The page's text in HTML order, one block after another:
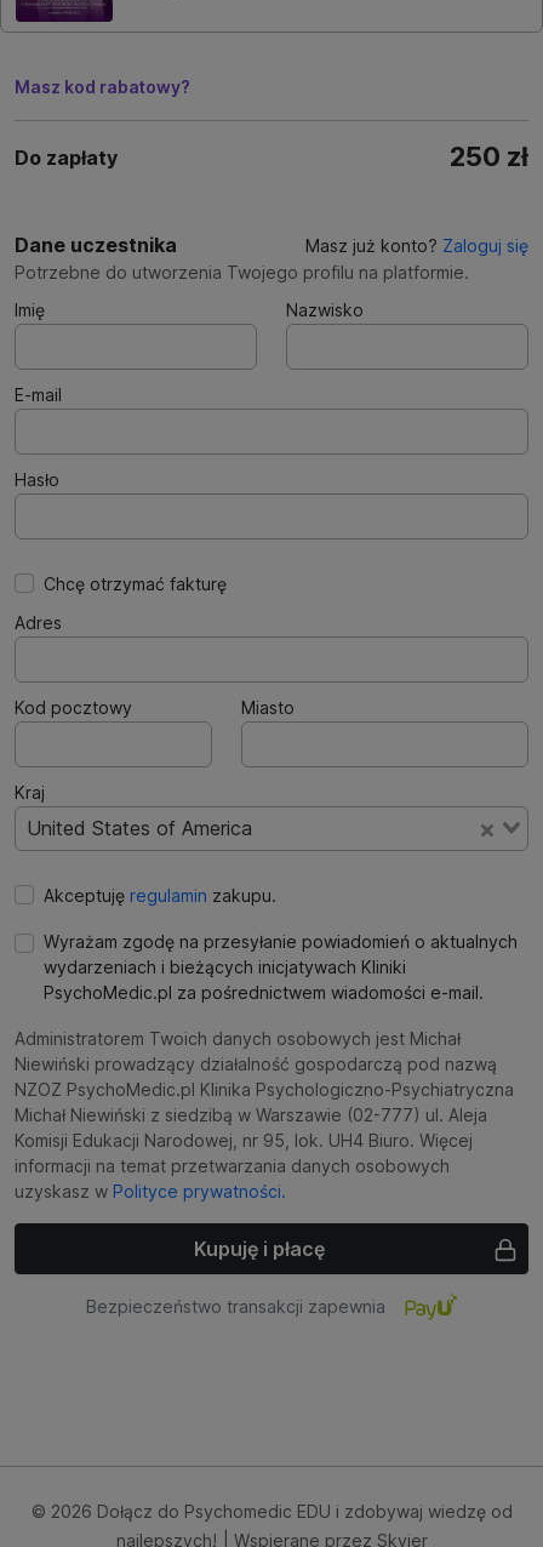
Masz kod rabatowy?
Do zapłaty 250 zł
Dane uczestnika Masz już konto? Zaloguj się
Potrzebne do utworzenia Twojego profilu na platformie.
Imię
Nazwisko
E-mail
Hasło
Chcę otrzymać fakturę
Adres
Kod pocztowy Miasto
Kraj
United States of America
Akceptuję regulamin zakupu.
Wyrażam zgodę na przesyłanie powiadomień o aktualnych
wydarzeniach i bieżących inicjatywach Kliniki
PsychoMedic.pl za pośrednictwem wiadomości e-mail.
Administratorem Twoich danych osobowych jest Michał
Niewiński prowadzący działalność gospodarczą pod nazwą
NZOZ PsychoMedic.pl Klinika Psychologiczno-Psychiatryczna
Michał Niewiński z siedzibą w Warszawie (02-777) ul. Aleja
Komisji Edukacji Narodowej, nr 95, lok. UH4 Biuro. Więcej
informacji na temat przetwarzania danych osobowych
uzyskasz w Polityce prywatności.
Kupuję i płacę
Bezpieczeństwo transakcji zapewnia
© 2026 Dołącz do Psychomedic EDU i zdobywaj wiedzę od
najlepszych!
| Wspierane przez Skyier